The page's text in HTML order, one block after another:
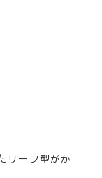
リーフ型がか